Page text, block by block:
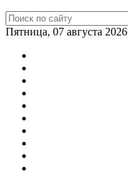
Пятница, 07 августа 2026